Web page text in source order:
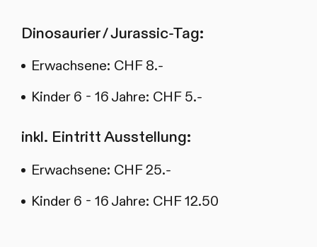
Dinosaurier / Jurassic-Tag:
Erwachsene: CHF 8.-
Kinder 6 - 16 Jahre: CHF 5.-
inkl. Eintritt Ausstellung:
Erwachsene: CHF 25.-
Kinder 6 - 16 Jahre: CHF 12.50